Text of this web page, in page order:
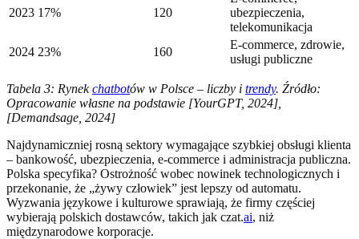
2023 17% 120
ubezpieczenia,
telekomunikacja
2024 23% 160
E-commerce, zdrowie,
usługi publiczne
Tabela 3: Rynekchatbotów w Polsce – liczby i trendy. Źródło:
Opracowanie własne na podstawie [YourGPT, 2024],
[Demandsage, 2024]
Najdynamiczniej rosną sektory wymagające szybkiej obsługi klienta
– bankowość, ubezpieczenia, e-commerce i administracja publiczna.
Polska specyfika? Ostrożność wobec nowinek technologicznych i
przekonanie, że „żywy człowiek” jest lepszy od automatu.
Wyzwania językowe i kulturowe sprawiają, że firmy częściej
wybierają polskich dostawców, takich jak czat.ai, niż
międzynarodowe korporacje.